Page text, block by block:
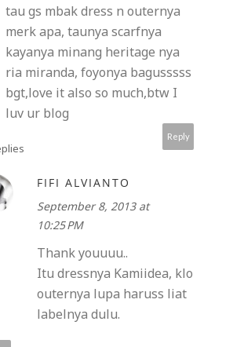
tau gs mbak dress n outernya
merk apa, taunya scarfnya
kayanya minang heritage nya
ria miranda, foyonya bagusssss
bgt,love it also so much,btw I
luv ur blog
Reply
FIFI ALVIANTO
September 8, 2013 at
10:25 PM
Thank youuuu..
Itu dressnya Kamiidea, klo
outernya lupa haruss liat
labelnya dulu.